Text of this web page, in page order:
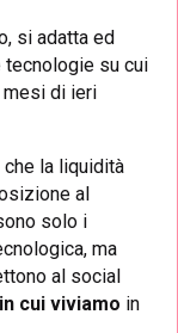
si adatta ed
tecnologie su cui
mesi di ieri
la liquidità
al
solo i
ma
al social
cui viviamo in